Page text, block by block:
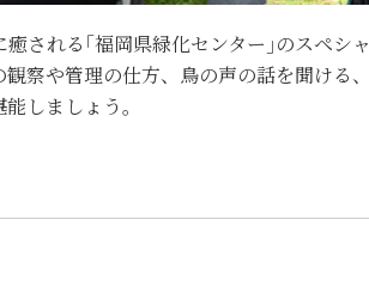
される｢福岡県緑化センター｣のスペシ
察や管理の仕方、鳥の声の話を聞ける
しましょう。